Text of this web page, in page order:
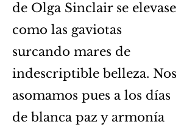
de Olga Sinclair se elevase
como las gaviotas
surcando mares de
indescriptible belleza. Nos
asomamos pues a los días
de blanca paz y armonía